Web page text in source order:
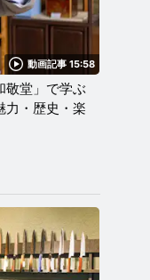
動画記事 15:58
敬堂」で学ぶ
力・歴史・楽